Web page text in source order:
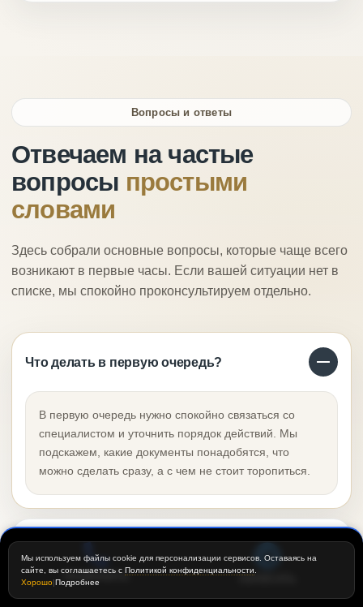
Вопросы и ответы
Отвечаем на частые
вопросы простыми
словами
Здесь собрали основные вопросы, которые чаще всего
возникают в первые часы. Если вашей ситуации нет в
списке, мы спокойно проконсультируем отдельно.
Что делать в первую очередь?
В первую очередь нужно спокойно связаться со
специалистом и уточнить порядок действий. Мы
подскажем, какие документы понадобятся, что
можно сделать сразу, а с чем не стоит торопиться.
ПОЗВОНИТЬ НАПИСАТЬ
Мы используем файлы cookie для персонализации сервисов. Оставаясь на
сайте, вы соглашаетесь с Политикой конфиденциальности
Хорошо|Подробнее